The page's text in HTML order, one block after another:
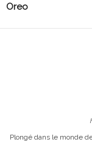
Oreo
Plongé dans le monde